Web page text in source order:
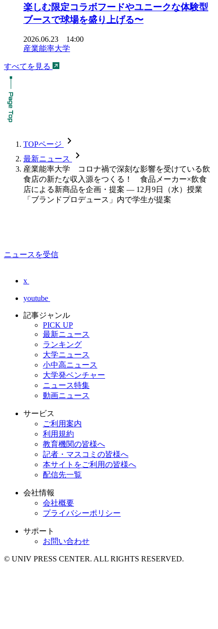
楽しむ限定コラボフードやユニークな体験型
ブースで球場を盛り上げる〜
2026.06.23 14:00
産業能率大学
すべてを見る
TOPページ chevron_forward
最新ニュース chevron_forward
産業能率大学 コロナ禍で深刻な影響を受けている飲
食店の新たな収入源をつくる！ 食品メーカー×飲食
店による新商品を企画・提案 — 12月9日（水）授業
「ブランドプロデュース」内で学生が提案
ニュースを受信
x
youtube
記事ジャンル
PICK UP
最新ニュース
ランキング
大学ニュース
小中高ニュース
大学発ベンチャー
ニュース特集
動画ニュース
サービス
ご利用案内
利用規約
教育機関の皆様へ
記者・マスコミの皆様へ
本サイトをご利用の皆様へ
配信先一覧
会社情報
会社概要
プライバシーポリシー
サポート
お問い合わせ
© UNIV PRESS CENTER. ALL RIGHTS RESERVED.